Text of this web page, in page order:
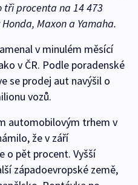
tři procenta na 14 473
Maxon a Yamaha.
v minulém měsící
v ČR. Podle poradenské
se prodej aut navýšil o
vozů.
automobilovým trhem v
že v září
o pět procent. Vyšší
západoevropské země,